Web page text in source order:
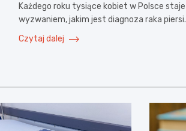
Każdego roku tysiące kobiet w Polsce
wyzwaniem, jakim jest diagnoza raka
Czytaj dalej